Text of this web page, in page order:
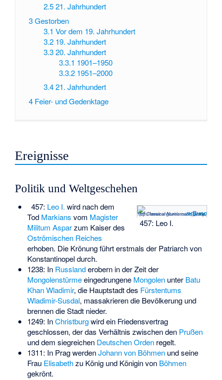
2.5 21. Jahrhundert
3Gestorben
3.1 Vor dem 19. Jahrhundert
3.2 19. Jahrhundert
3.3 20. Jahrhundert
3.3.1 1901–1950
3.3.2 1951–2000
3.4 21. Jahrhundert
4 Feier- und Gedenktage
Ereignisse
Politik und Weltgeschehen
(c) Classical Numismatic Group, Inc.
http://www.cngcoins.com ,
CC BY-SA 3.0
457: Leo I.
457: Leo I. wird nach dem
Tod Markians vom Magister
Militum Asparzum Kaiser des
Oströmischen Reiches
erhoben. Die Krönung führt erstmals der Patriarch von
Konstantinopel durch.
1238: In Russlanderobern in der Zeit der
Mongolenstürmeeingedrungene Mongolenunter Batu
Khan Wladimir, die Hauptstadt des Fürstentums
Wladimir-Susdal, massakrieren die Bevölkerung und
brennen die Stadt nieder.
1249: InChristburgwird ein Friedensvertrag
geschlossen, der das Verhältnis zwischen den Prußen
und dem siegreichen Deutschen Ordenregelt.
1311: In Prag werdenJohann von Böhmenund seine
Frau Elisabethzu König und Königin von Böhmen
gekrönt.